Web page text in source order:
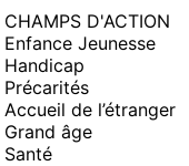
CHAMPS D'ACTION
Enfance Jeunesse
Handicap
Précarités
Accueil de l’étranger
Grand âge
Santé